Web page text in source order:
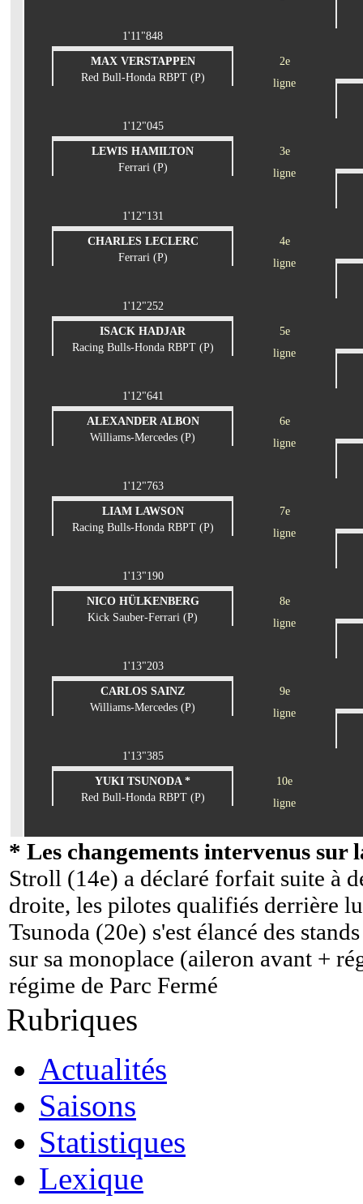
1'11"848
MAX VERSTAPPEN
Red Bull-Honda RBPT (P)
2e
ligne
1'12"045
LEWIS HAMILTON
Ferrari (P)
3e
ligne
1'12"131
CHARLES LECLERC
Ferrari (P)
4e
ligne
1'12"252
ISACK HADJAR
Racing Bulls-Honda RBPT (P)
5e
ligne
1'12"641
ALEXANDER ALBON
Williams-Mercedes (P)
6e
ligne
1'12"763
LIAM LAWSON
Racing Bulls-Honda RBPT (P)
7e
ligne
1'13"190
NICO HÜLKENBERG
Kick Sauber-Ferrari (P)
8e
ligne
1'13"203
CARLOS SAINZ
Williams-Mercedes (P)
9e
ligne
1'13"385
YUKI TSUNODA *
Red Bull-Honda RBPT (P)
10e
ligne
* Les changements intervenus sur
Stroll (14e) a déclaré forfait suite à
droite, les pilotes qualifiés derrière
Tsunoda (20e) s'est élancé des
sur sa monoplace (aileron avant +
régime de Parc Fermé
Rubriques
Actualités
Saisons
Statistiques
Lexique